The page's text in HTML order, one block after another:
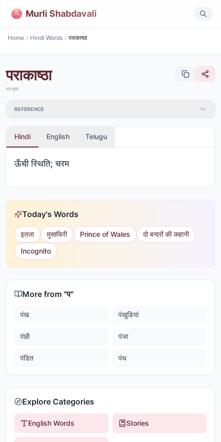
Murli Shabdavali
Home Hindi Words पराकाष्ठा
पराकाष्ठा
संस्कृत
REFERENCE
Hindi English Telugu
ऊँची स्थिति; चरम
Today's Words
इतला मुसाफिरी Prince of Wales
दो बन्दरों की कहानी
Incognito
More from "प"
पंख पंखुडियां
पंछी पंजा
पंडित पंथ
Explore Categories
English Words Stories